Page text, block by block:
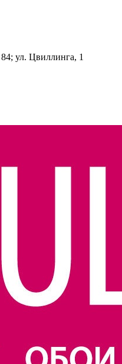
ул. Цвиллинга, 1